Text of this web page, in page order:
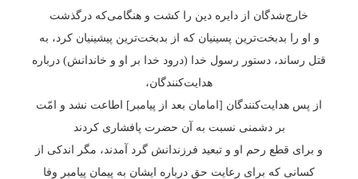
خارج‌شدگان از دایره دین را کشت و هنگامی‌که درگذشت
و او را بدبخت‌ترین پسینیان‌ که از بدبخت‌ترین پیشینیان کرد، به
قتل رساند، دستور رسول خدا (درود خدا بر او و خاندانش) درباره
هدایت‌کنندگان،
از پس هدایت‌کنندگان [امامان بعد از پیامبر] اطاعت نشد و امّت
بر دشمنی نسبت به آن حضرت پافشاری کردند
و برای قطع رحم او و تبعید فرزندانش گرد آمدند، مگر اندکی از
کسانی که برای رعایت حق درباره ایشان به پیمان پیامبر وفا